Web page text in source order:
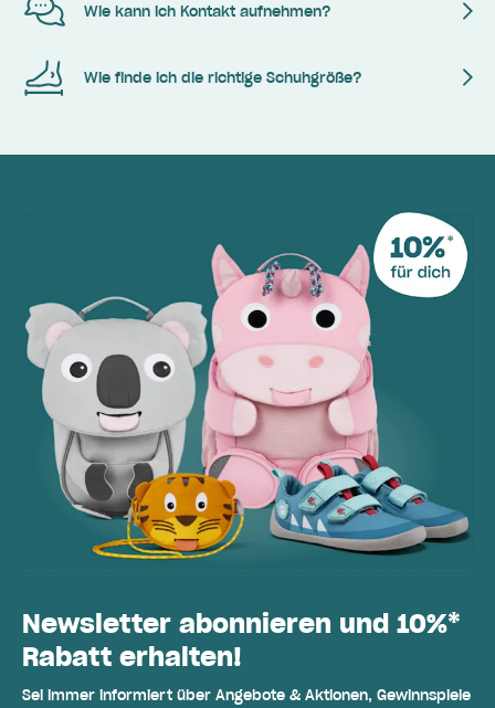
Wie kann ich Kontakt aufnehmen?
Wie finde ich die richtige Schuhgröße?
Newsletter abonnieren und 10%*
Rabatt erhalten!
Sei immer informiert über Angebote & Aktionen, Gewinnspiele